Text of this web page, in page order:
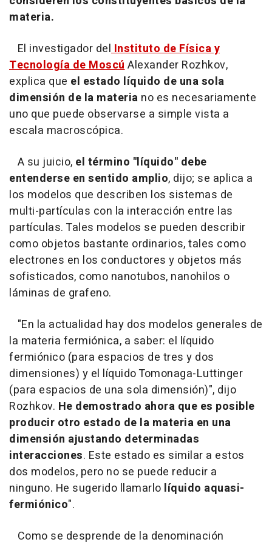
materia.
El investigador delInstituto de Física y
Tecnología de MoscúAlexander Rozhkov,
explica que el estado líquido de una sola
dimensión de la materia no es necesariamente
uno que puede observarse a simple vista a
escala macroscópica.
A su juicio, el término "líquido" debe
entenderse en sentido amplio, dijo; se aplica a
los modelos que describen los sistemas de
multi-partículas con la interacción entre las
partículas. Tales modelos se pueden describir
como objetos bastante ordinarios, tales como
electrones en los conductores y objetos más
sofisticados, como nanotubos, nanohilos o
láminas de grafeno.
"En la actualidad hay dos modelos generales de
la materia fermiónica, a saber: el líquido
fermiónico (para espacios de tres y dos
dimensiones) y el líquido Tomonaga-Luttinger
(para espacios de una sola dimensión)", dijo
Rozhkov. He demostrado ahora que es posible
producir otro estado de la materia en una
dimensión ajustando determinadas
interacciones. Este estado es similar a estos
dos modelos, pero no se puede reducir a
ninguno. He sugerido llamarlo líquido aquasi-
fermiónico".
Como se desprende de la denominación